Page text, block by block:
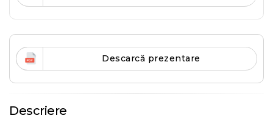
Descarcă prezentare
Descriere